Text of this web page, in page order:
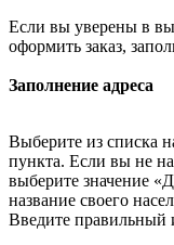
Если вы уверены в
оформить заказ,
Заполнение адреса
Выберите из списка
пункта. Если вы не
выберите значение
название своего
Введите правильный